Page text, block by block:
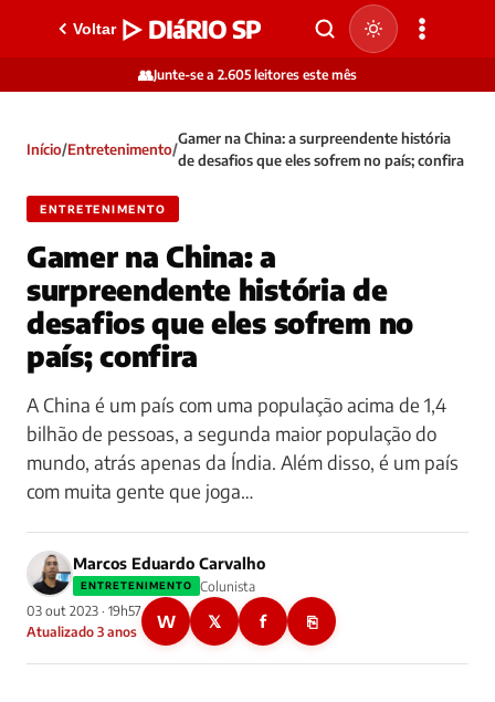
Voltar ▷ DIáRIO SP
👥Junte-se a 2.605 leitores este mês
Início/Entretenimento/
Gamer na China: a surpreendente história
de desafios que eles sofrem no país; confira
ENTRETENIMENTO
Gamer na China: a
surpreendente história de
desafios que eles sofrem no
país; confira
A China é um país com uma população acima de 1,4
bilhão de pessoas, a segunda maior população do
mundo, atrás apenas da Índia. Além disso, é um país
com muita gente que joga…
Marcos Eduardo Carvalho
ENTRETENIMENTO
Colunista
03 out 2023 · 19h57
Atualizado 3 anos
W 𝕏 f ⎘